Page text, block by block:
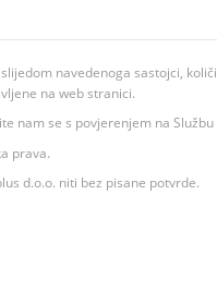
navedenoga sastojci,
na web stranici.
nam se s povjerenjem na Službu
prava.
d.o.o. niti bez pisane potvrde.